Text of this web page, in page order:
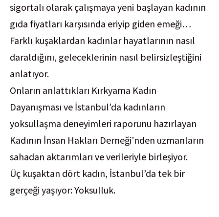
sigortalı olarak çalışmaya yeni başlayan kadının
gıda fiyatları karşısında eriyip giden emeği…
Farklı kuşaklardan kadınlar hayatlarının nasıl
daraldığını, geleceklerinin nasıl belirsizleştiğini
anlatıyor.
Onların anlattıkları Kırkyama Kadın
Dayanışması ve İstanbul’da kadınların
yoksullaşma deneyimleri raporunu hazırlayan
Kadının İnsan Hakları Derneği’nden uzmanların
sahadan aktarımları ve verileriyle birleşiyor.
Üç kuşaktan dört kadın, İstanbul’da tek bir
gerçeği yaşıyor: Yoksulluk.